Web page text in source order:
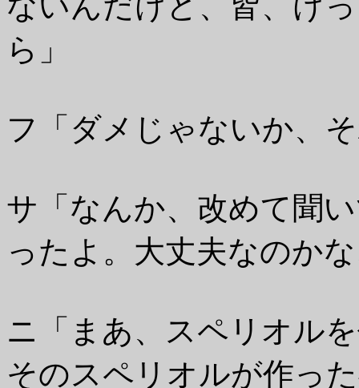
ら」
フ「ダメじゃないか、
サ「なんか、改めて聞
ったよ。大丈夫なのか
ニ「まあ、スペリオル
そのスペリオルが作っ